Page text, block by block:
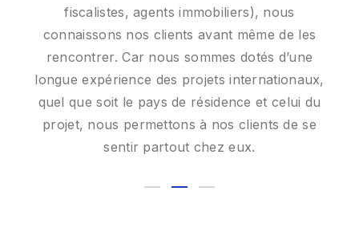
fiscalistes, agents immobiliers), nous
connaissons nos clients avant même de les
rencontrer. Car nous sommes dotés d’une
longue expérience des projets internationaux,
quel que soit le pays de résidence et celui du
projet, nous permettons à nos clients de se
sentir partout chez eux.
Nous sommes impatients de vous accueillir
chez AntCo Family Office.